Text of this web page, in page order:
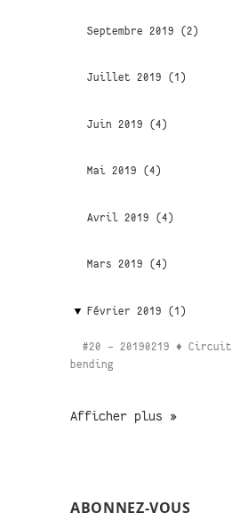
Septembre 2019 (2)
Juillet 2019 (1)
Juin 2019 (4)
Mai 2019 (4)
Avril 2019 (4)
Mars 2019 (4)
Février 2019 (1)
#20 - 20190219 ♦ Circuit
bending
Afficher plus »
ABONNEZ-VOUS